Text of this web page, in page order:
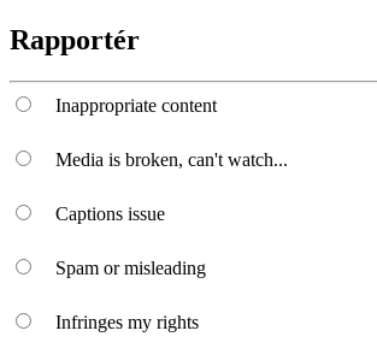
Rapportér
Inappropriate content
Media is broken, can't watch...
Captions issue
Spam or misleading
Infringes my rights